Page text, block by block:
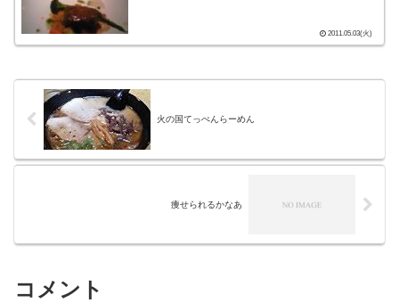
2011.05.03(火)
火の国てっぺんらーめん
痩せられるかなあ
コメント